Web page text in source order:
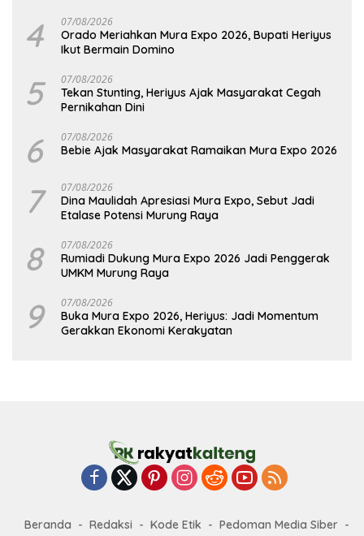
4 07/08/2026
Orado Meriahkan Mura Expo 2026, Bupati Heriyus
Ikut Bermain Domino
5 07/08/2026
Tekan Stunting, Heriyus Ajak Masyarakat Cegah
Pernikahan Dini
6 07/08/2026
Bebie Ajak Masyarakat Ramaikan Mura Expo 2026
7 07/08/2026
Dina Maulidah Apresiasi Mura Expo, Sebut Jadi
Etalase Potensi Murung Raya
8 07/08/2026
Rumiadi Dukung Mura Expo 2026 Jadi Penggerak
UMKM Murung Raya
9 07/08/2026
Buka Mura Expo 2026, Heriyus: Jadi Momentum
Gerakkan Ekonomi Kerakyatan
Beranda Redaksi Kode Etik
Pedoman Media Siber